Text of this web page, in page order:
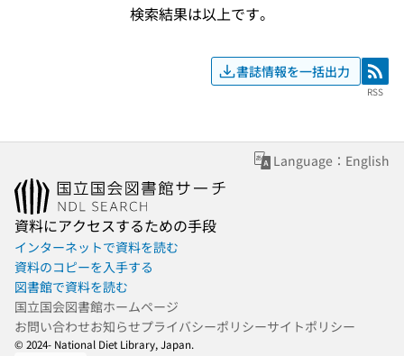
検索結果は以上です。
書誌情報を一括出力 RSS
RSS
Language：English
資料にアクセスするための手段
インターネットで資料を読む
資料のコピーを入手する
図書館で資料を読む
国立国会図書館ホームページ
お問い合わせお知らせプライバシーポリシーサイトポリシー
© 2024- National Diet Library, Japan.